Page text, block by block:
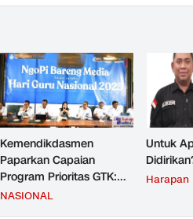
Kemendikdasmen
Paparkan Capaian
Program Prioritas GTK:
Kompetensi Meningkat,
NASIONAL
Untuk
Harapan